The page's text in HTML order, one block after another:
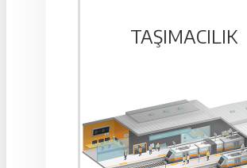
TAŞIMACILIK